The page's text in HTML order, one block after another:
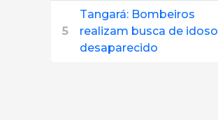
5
Tangará: Bombeiros
realizam busca de idoso
desaparecido